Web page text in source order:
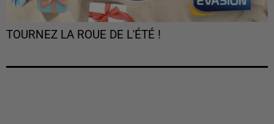
TOURNEZ LA ROUE DE L'ÉTÉ !